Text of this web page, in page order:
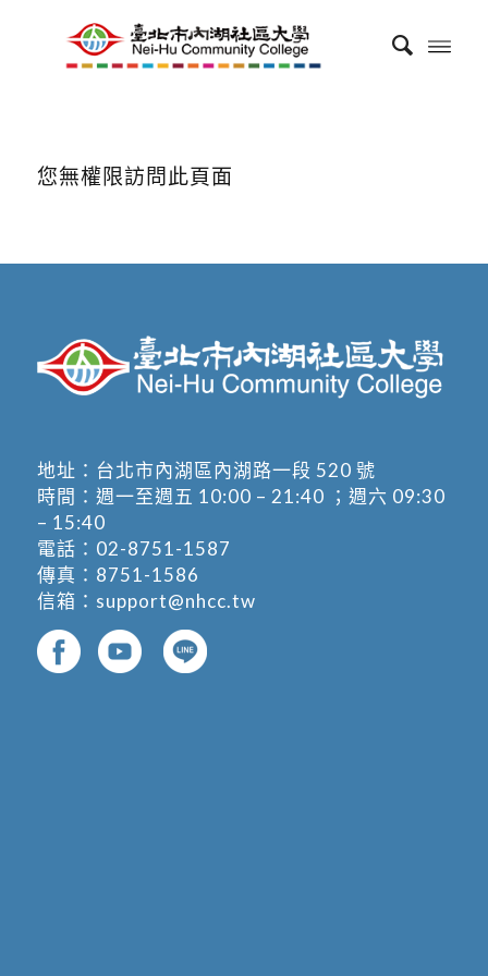
您無權限訪問此頁面
地址： 台北市內湖區內湖路一段 520 號
時間：週一至週五 10:00 – 21:40 ；週六 09:30
– 15:40
電話： 02-8751-1587
傳真：8751-1586
信箱： support@nhcc.tw